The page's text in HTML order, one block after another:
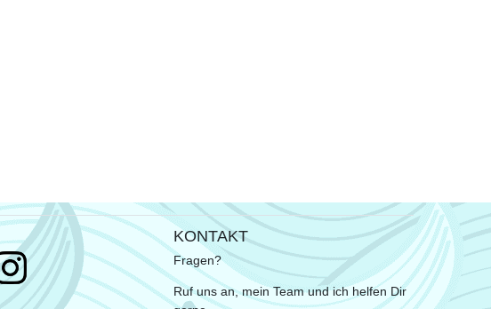
KONTAKT
Fragen?
Ruf uns an, mein Team und ich helfen Dir